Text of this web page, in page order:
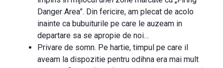
Danger Area”. Din fericire, am plecat de acolo
inainte ca bubuiturile pe care le auzeam in
departare sa se apropie de noi…
Privare de somn. Pe hartie, timpul pe care il
aveam la dispozitie pentru odihna era mai mult